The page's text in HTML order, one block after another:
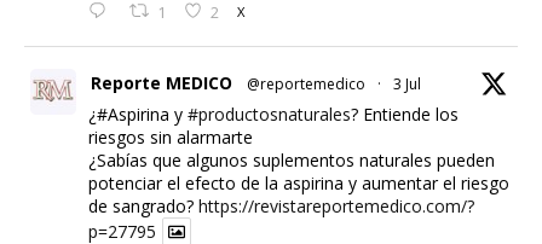
1 2 X
Reporte MEDICO @reportemedico · 3 Jul
¿#Aspirina y #productosnaturales? Entiende los
riesgos sin alarmarte
¿Sabías que algunos suplementos naturales pueden
potenciar el efecto de la aspirina y aumentar el riesgo
de sangrado? https://revistareportemedico.com/?
p=27795